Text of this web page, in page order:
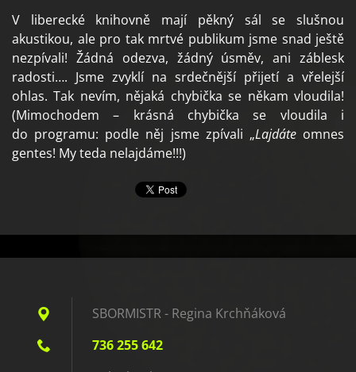
V liberecké knihovně mají pěkný sál se slušnou
akustikou, ale pro tak mrtvé publikum jsme snad ještě
nezpívali! Žádná odezva, žádný úsměv, ani záblesk
radosti…. Jsme zvyklí na srdečnější přijetí a vřelejší
ohlas. Tak nevím, nějaká chybička se někam vloudila!
(Mimochodem – krásná chybička se vloudila i
do programu: podle něj jsme zpívali „Lajdáteomnes
gentes! My teda nelajdáme!!!)
SBORMISTR - Regina Krchňáková
736 255 642